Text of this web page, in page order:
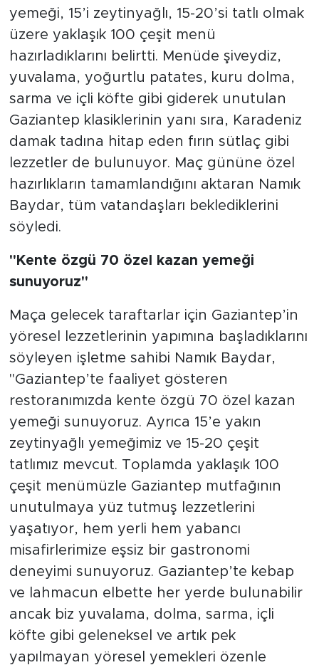
yemeği, 15’i zeytinyağlı, 15-20’si tatlı olmak
üzere yaklaşık 100 çeşit menü
hazırladıklarını belirtti. Menüde şiveydiz,
yuvalama, yoğurtlu patates, kuru dolma,
sarma ve içli köfte gibi giderek unutulan
Gaziantep klasiklerinin yanı sıra, Karadeniz
damak tadına hitap eden fırın sütlaç gibi
lezzetler de bulunuyor. Maç gününe özel
hazırlıkların tamamlandığını aktaran Namık
Baydar, tüm vatandaşları beklediklerini
söyledi.
"Kente özgü 70 özel kazan yemeği
sunuyoruz"
Maça gelecek taraftarlar için Gaziantep’in
yöresel lezzetlerinin yapımına başladıklarını
söyleyen işletme sahibi Namık Baydar,
"Gaziantep’te faaliyet gösteren
restoranımızda kente özgü 70 özel kazan
yemeği sunuyoruz. Ayrıca 15’e yakın
zeytinyağlı yemeğimiz ve 15-20 çeşit
tatlımız mevcut. Toplamda yaklaşık 100
çeşit menümüzle Gaziantep mutfağının
unutulmaya yüz tutmuş lezzetlerini
yaşatıyor, hem yerli hem yabancı
misafirlerimize eşsiz bir gastronomi
deneyimi sunuyoruz. Gaziantep’te kebap
ve lahmacun elbette her yerde bulunabilir
ancak biz yuvalama, dolma, sarma, içli
köfte gibi geleneksel ve artık pek
yapılmayan yöresel yemekleri özenle